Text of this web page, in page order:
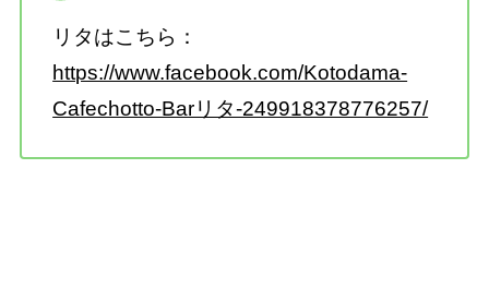
リタはこちら：
https://www.facebook.com/Kotodama-
Cafechotto-Barリタ-249918378776257/